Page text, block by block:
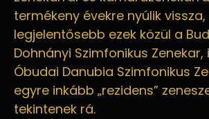
termékeny évekre nyúlik vissza,
legjelentősebb ezek közül a
Dohnányi Szimfonikus Zenekar,
Óbudai Danubia Szimfonikus
egyre inkább „rezidens”
tekintenek rá.